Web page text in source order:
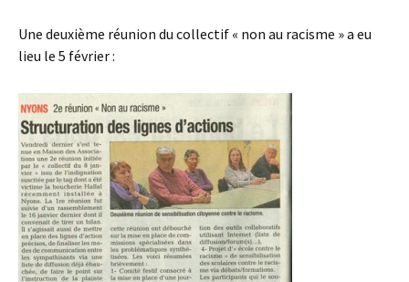
Une deuxième réunion du collectif « non au racisme » a eu
lieu le 5 février :